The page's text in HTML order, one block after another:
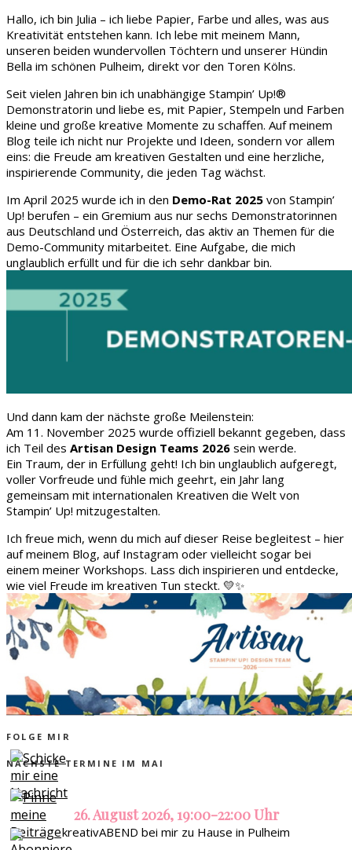
Hallo, ich bin Julia – ich liebe Papier, Farbe und alles, was aus
Kreativität entstehen kann. Ich lebe mit meinem Mann,
unseren beiden wundervollen Töchtern und unserer Hündin
Bella im schönen Pulheim, direkt vor den Toren Kölns.
Seit vielen Jahren bin ich unabhängige Stampin’ Up!®
Demonstratorin und liebe es, mit Papier, Stempeln und Farben
kleine und große kreative Momente zu schaffen. Auf meinem
Blog teile ich nicht nur Projekte und Ideen, sondern vor allem
eins: die Freude am kreativen Gestalten und eine herzliche,
inspirierende Community, die jeden Tag wächst.
Im April 2025 wurde ich in den Demo-Rat 2025 von Stampin’
Up! berufen – ein Gremium aus nur sechs Demonstratorinnen
aus Deutschland und Österreich, das aktiv an Themen für die
Demo-Community mitarbeitet. Eine Aufgabe, die mich
unglaublich erfüllt und für die ich sehr dankbar bin.
Und dann kam der nächste große Meilenstein:
Am 11. November 2025 wurde offiziell bekannt gegeben, dass
ich Teil des Artisan Design Teams 2026 sein werde.
Ein Traum, der in Erfüllung geht! Ich bin unglaublich aufgeregt,
voller Vorfreude und fühle mich geehrt, ein Jahr lang
gemeinsam mit internationalen Kreativen die Welt von
Stampin’ Up! mitzugestalten.
Ich freue mich, wenn du mich auf dieser Reise begleitest – hier
auf meinem Blog, auf Instagram oder vielleicht sogar bei
einem meiner Workshops. Lass dich inspirieren und entdecke,
wie viel Freude im kreativen Tun steckt. 💛✨
FOLGE MIR
NÄCHSTE TERMINE IM MAI
26. August 2026, 19:00-22:00 Uhr
kreativABEND bei mir zu Hause in Pulheim